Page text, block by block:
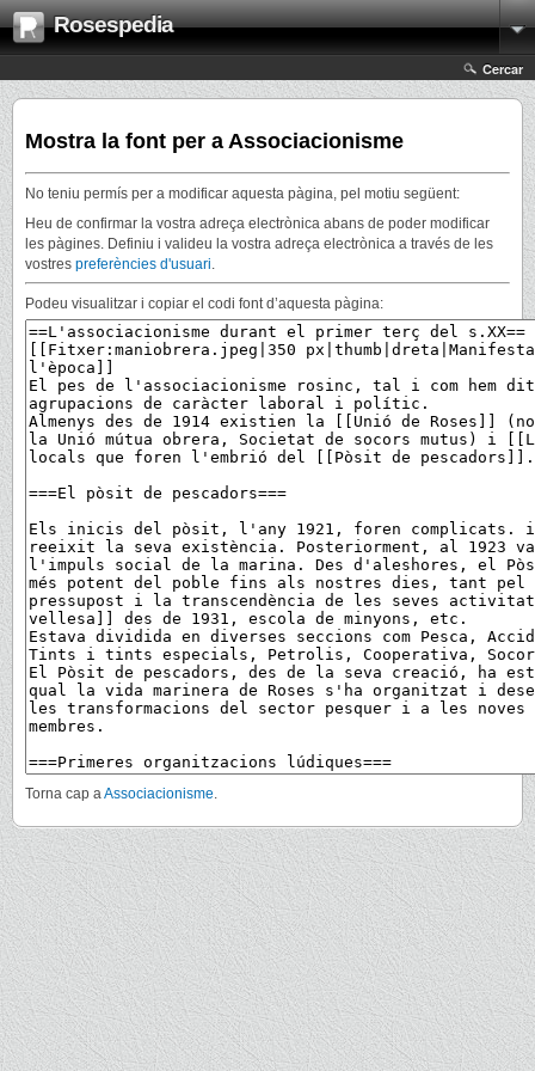
Rosespedia
Cercar
Mostra la font per a Associacionisme
No teniu permís per a modificar aquesta pàgina, pel motiu següent:
Heu de confirmar la vostra adreça electrònica abans de poder modificar
les pàgines. Definiu i valideu la vostra adreça electrònica a través de les
vostres preferències d'usuari.
Podeu visualitzar i copiar el codi font d’aquesta pàgina:
Torna cap aAssociacionisme.